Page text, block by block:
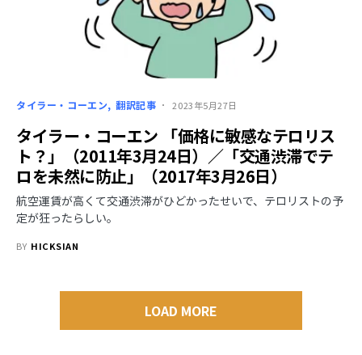
タイラー・コーエン 翻訳記事 2023年5月27日
タイラー・コーエン 「価格に敏感なテロリス
ト？」（2011年3月24日）／「交通渋滞でテ
ロを未然に防止」（2017年3月26日）
航空運賃が高くて交通渋滞がひどかったせいで、テロリストの予
定が狂ったらしい。
BY HICKSIAN
LOAD MORE